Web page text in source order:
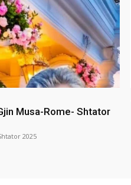
Musa-Rome- Shtator
2025